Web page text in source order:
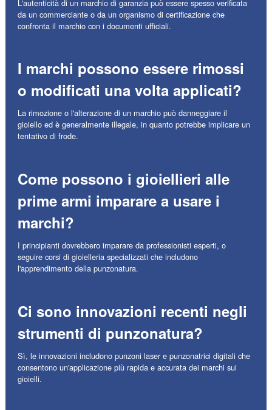
L'autenticità di un marchio di garanzia può essere spesso verificata
da un commerciante o da un organismo di certificazione che
confronta il marchio con i documenti ufficiali.
I marchi possono essere rimossi
o modificati una volta applicati?
La rimozione o l'alterazione di un marchio può danneggiare il
gioiello ed è generalmente illegale, in quanto potrebbe implicare un
tentativo di frode.
Come possono i gioiellieri alle
prime armi imparare a usare i
marchi?
I principianti dovrebbero imparare da professionisti esperti, o
seguire corsi di gioielleria specializzati che includono
l'apprendimento della punzonatura.
Ci sono innovazioni recenti negli
strumenti di punzonatura?
Sì, le innovazioni includono punzoni laser e punzonatrici digitali che
consentono un'applicazione più rapida e accurata dei marchi sui
gioielli.